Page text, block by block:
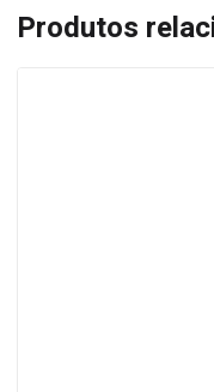
Produtos